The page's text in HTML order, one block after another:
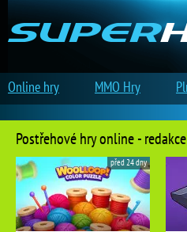
Postřehové hry online -
před 24 dny
Online hry MMO Hry